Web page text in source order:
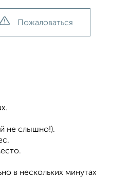
Пожаловаться
не слышно!).
в нескольких минутах